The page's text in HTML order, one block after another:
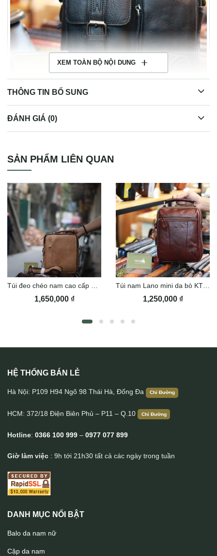
Túi da đeo chéo có quai xách tiện lợi KT150
XEM TOÀN BỘ NỘI DUNG
THÔNG TIN BỔ SUNG
ĐÁNH GIÁ (0)
SẢN PHẨM LIÊN QUAN
1,650,000 ₫ 1,250,000 ₫
HỆ THỐNG BÁN LẺ
Hà Nội: P109 H94 Ngõ 98 Thái Hà, Đống Đa Chỉ Đường
HCM: 372/18 Điện Biên Phủ – P11 – Q.10 Chỉ Đường
Hotline: 0366 100 999 – 0977 077 899
Giờ làm việc : 9h tới 21h30 tất cả các ngày trong tuần
DANH MỤC NỔI BẬT
Balo da nam nữ
Cặp da nam